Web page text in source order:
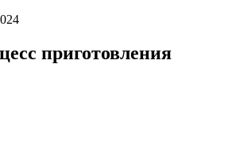
приготовления